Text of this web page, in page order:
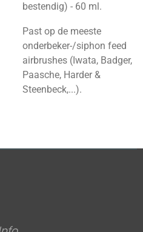
bestendig) - 60 ml.
Past op de meeste
onderbeker-/siphon feed
airbrushes (Iwata, Badger,
Paasche, Harder &
Steenbeck,...).